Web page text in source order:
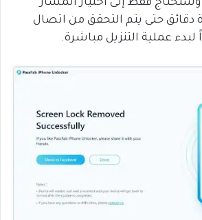
الرئيسي لنظام iOS وستحتاج فقط إلى اختيار المسار
دقائق حتى يتم التحقق من اتصال
عملية التنزيل مباشرة.